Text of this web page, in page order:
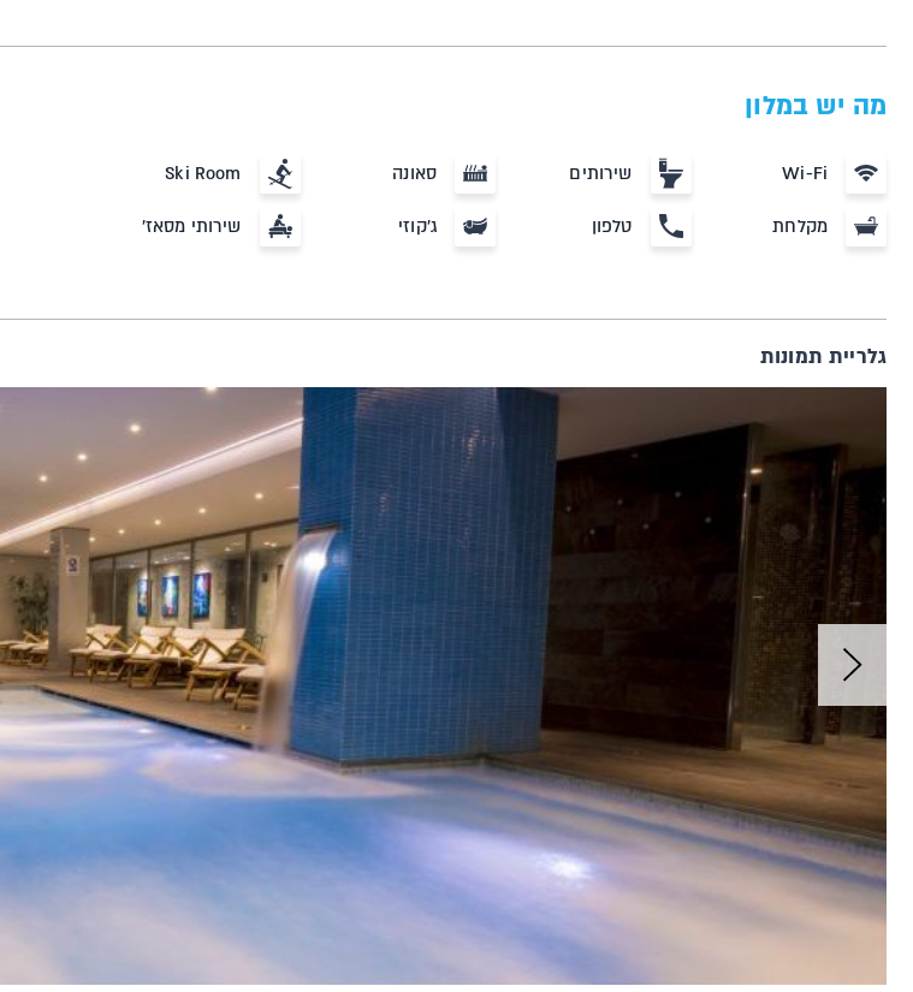
מה יש במלון
Wi-Fi שירותים סאונה Ski Room
מקלחת טלפון ג'קוזי שירותי מסאז'
גלריית תמונות